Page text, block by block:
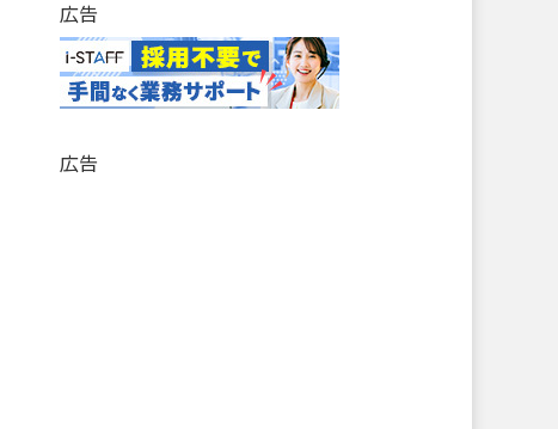
掲
載
記
事
ス
広告
広告